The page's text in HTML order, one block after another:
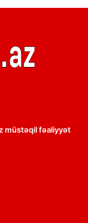
müstəqil fəaliyyət